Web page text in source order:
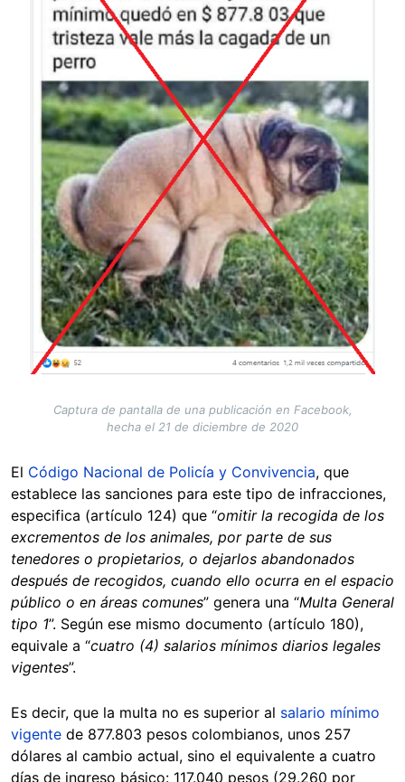
Captura de pantalla de una publicación en Facebook,
hecha el 21 de diciembre de 2020
El Código Nacional de Policía y Convivencia, que
establece las sanciones para este tipo de infracciones,
especifica (artículo 124) que “omitir la recogida de los
excrementos de los animales, por parte de sus
tenedores o propietarios, o dejarlos abandonados
después de recogidos, cuando ello ocurra en el espacio
público o en áreas comunes” genera una “Multa General
tipo 1”. Según ese mismo documento (artículo 180),
equivale a “cuatro (4) salarios mínimos diarios legales
vigentes”.
Es decir, que la multa no es superior al salario mínimo
vigente de 877.803 pesos colombianos, unos 257
dólares al cambio actual, sino el equivalente a cuatro
días de ingreso básico: 117.040 pesos (29.260 por